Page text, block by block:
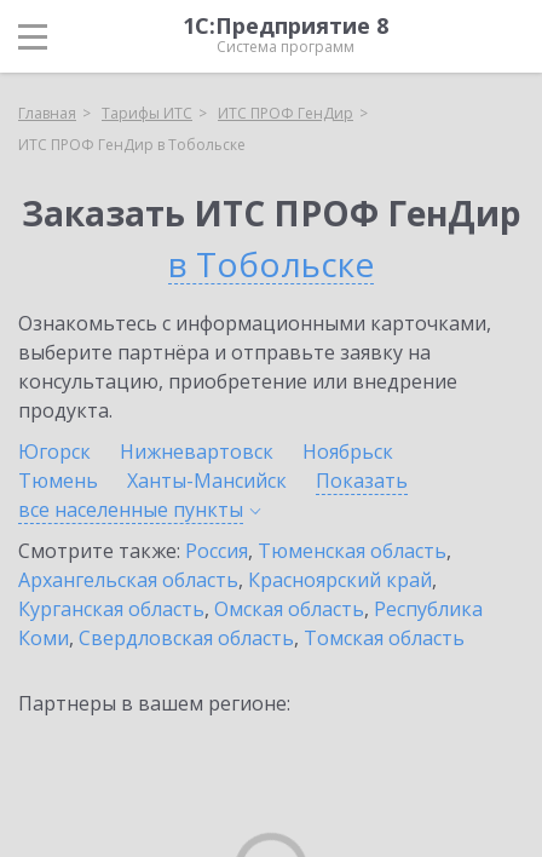
1С:Предприятие 8
Система программ
Главная Тарифы ИТС
ИТС ПРОФ ГенДир
ИТС ПРОФ ГенДир в Тобольске
Заказать ИТС ПРОФ ГенДир
в Тобольске
Ознакомьтесь с информационными карточками,
выберите партнёра и отправьте заявку на
консультацию, приобретение или внедрение
продукта.
Югорск
Нижневартовск
Ноябрьск
Тюмень
Ханты-Мансийск
Показать
все населенные пункты
Смотрите также: Россия, Тюменская область,
Архангельская область, Красноярский край,
Курганская область, Омская область, Республика
Коми, Свердловская область, Томская область
Партнеры в вашем регионе: